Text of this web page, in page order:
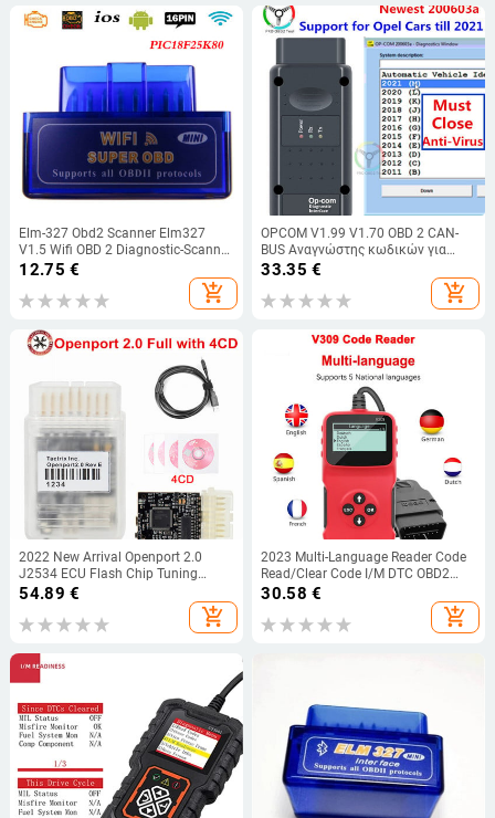
Elm-327 Obd2 Scanner Elm327
V1.5 Wifi OBD 2 Diagnostic-Scanner
for Car iOS OBDII ELM 327 V 1.5
Code Readers Diagnostic Tools
12.75 €
add_shopping_cart
OPCOM V1.99 V1.70 OBD 2 CAN-
BUS Αναγνώστης κωδικών για
Opel OBD2 Diagnostic Scanner
Υποστήριξη αυτοκινήτων 2021
opcom profession 170823c
33.35 €
add_shopping_cart
2022 New Arrival Openport 2.0
J2534 ECU Flash Chip Tuning
Interface Taxtrix Adapter
ECUFLASH With Full Software Best
Price
54.89 €
add_shopping_cart
2023 Multi-Language Reader Code
Read/Clear Code I/M DTC OBD2
OBDII / EOBD USB OBD 2 OBD2 Car
Diagnostic Scanner Auto Tool
30.58 €
add_shopping_cart